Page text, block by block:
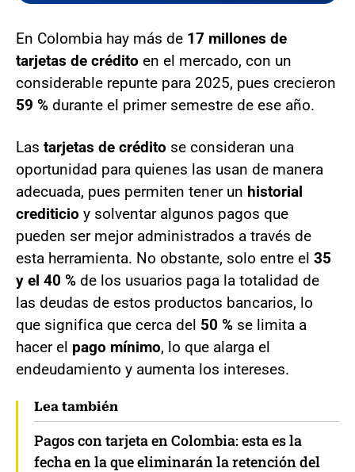
En Colombia hay más de 17 millones de
tarjetas de crédito en el mercado, con un
considerable repunte para 2025, pues crecieron
59 % durante el primer semestre de ese año.
Las tarjetas de crédito se consideran una
oportunidad para quienes las usan de manera
adecuada, pues permiten tener un historial
crediticio y solventar algunos pagos que
pueden ser mejor administrados a través de
esta herramienta. No obstante, solo entre el 35
y el 40 % de los usuarios paga la totalidad de
las deudas de estos productos bancarios, lo
que significa que cerca del 50 % se limita a
hacer el pago mínimo, lo que alarga el
endeudamiento y aumenta los intereses.
Lea también
Pagos con tarjeta en Colombia: esta es la
fecha en la que eliminarán la retención del